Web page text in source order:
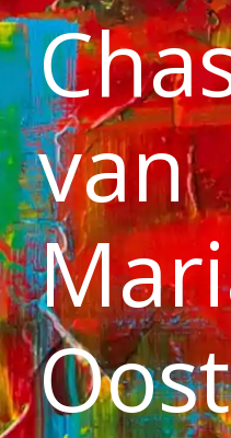
van